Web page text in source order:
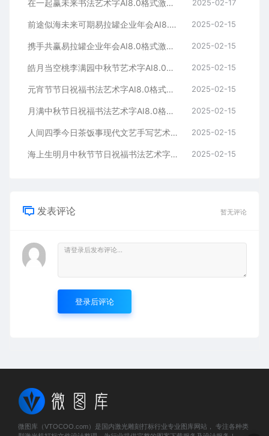
在一起赢未来书法艺术字AI8.0格式激光打标文件通用矢量图 2025-02-17
前途似海未来可期易拉罐企业年会AI8.0格式激光打标文件通用矢量图 2025-02-15
携手共赢易拉罐企业年会AI8.0格式激光打标文件通用矢量图 2025-02-15
皓月当空桃李满园中秋节艺术字AI8.0格式激光打标文件通用矢量图 2025-02-15
元宵节节日祝福书法艺术字AI8.0格式激光打标文件通用矢量图 2025-02-15
月满中秋节日祝福书法艺术字AI8.0格式激光打标文件通用矢量图 2025-02-15
人间四季今日茶饭事现代文艺手写艺术字AI8.0格式激光打标文件通用矢量图 2025-02-15
海上生明月中秋节节日祝福书法艺术字AI8.0格式激光打标文件通用矢量图 2025-02-15
发表评论 暂无评论
登录后评论
微图库（VTOCOO.com）是国内激光雕刻打标行业专业图库网站， 专注各种类